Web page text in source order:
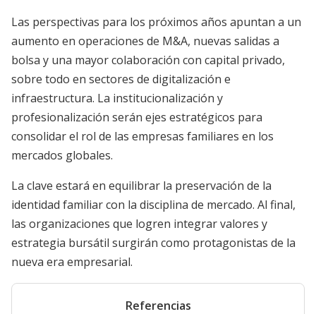
Las perspectivas para los próximos años apuntan a un
aumento en operaciones de M&A, nuevas salidas a
bolsa y una mayor colaboración con capital privado,
sobre todo en sectores de digitalización e
infraestructura. La institucionalización y
profesionalización serán ejes estratégicos para
consolidar el rol de las empresas familiares en los
mercados globales.
La clave estará en equilibrar la preservación de la
identidad familiar con la disciplina de mercado. Al final,
las organizaciones que logren integrar valores y
estrategia bursátil surgirán como protagonistas de la
nueva era empresarial.
Referencias